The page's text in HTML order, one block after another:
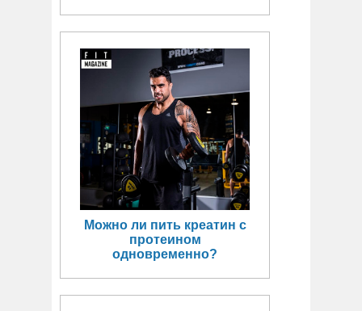
Можно ли пить креатин с
протеином
одновременно?